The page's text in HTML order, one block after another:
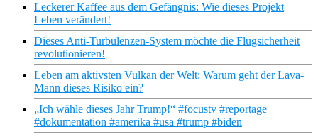
Leckerer Kaffee aus dem Gefängnis: Wie dieses Projekt
Leben verändert!
Dieses Anti-Turbulenzen-System möchte die Flugsicherheit
revolutionieren!
Leben am aktivsten Vulkan der Welt: Warum geht der Lava-
Mann dieses Risiko ein?
„Ich wähle dieses Jahr Trump!“ #focustv #reportage
#dokumentation #amerika #usa #trump #biden